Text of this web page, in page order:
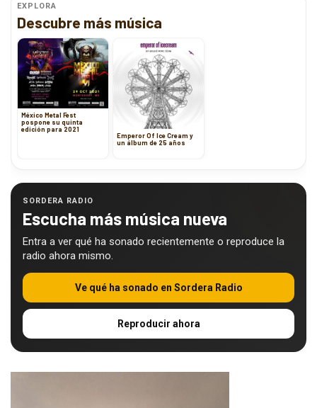
EXPLORA
Descubre más música
México Metal Fest
pospone su quinta
edición para 2021
Emperor Of Ice Cream y
un álbum de 25 años
SORDERA RADIO
Escucha más música nueva
Entra a ver qué ha sonado recientemente o reproduce la
radio ahora mismo.
Ve qué ha sonado en Sordera Radio
Reproducir ahora